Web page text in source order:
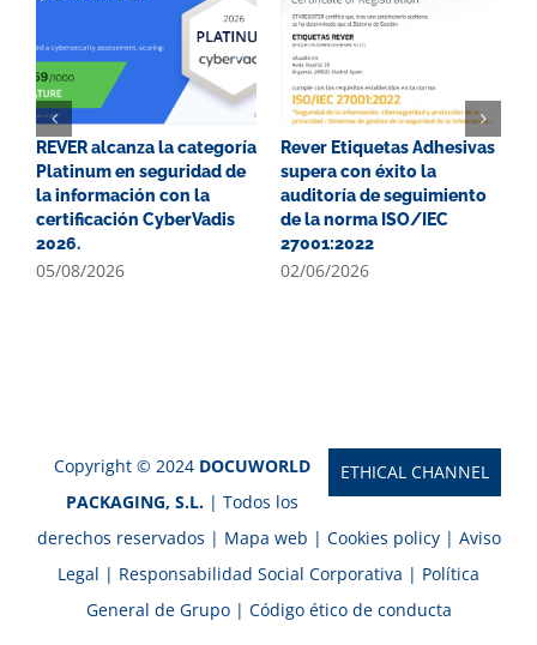
REVER alcanza la categoría
Platinum en seguridad de
la información con la
certificación CyberVadis
2026.
05/08/2026
Rever Etiquetas Adhesivas
supera con éxito la
auditoría de seguimiento
de la norma ISO/IEC
27001:2022
02/06/2026
ETHICAL CHANNEL
Copyright © 2024 DOCUWORLD
PACKAGING, S.L. | Todos los
derechos reservados | Mapa web | Cookies policy| Aviso
Legal | Responsabilidad Social Corporativa | Política
General de Grupo| Código ético de conducta